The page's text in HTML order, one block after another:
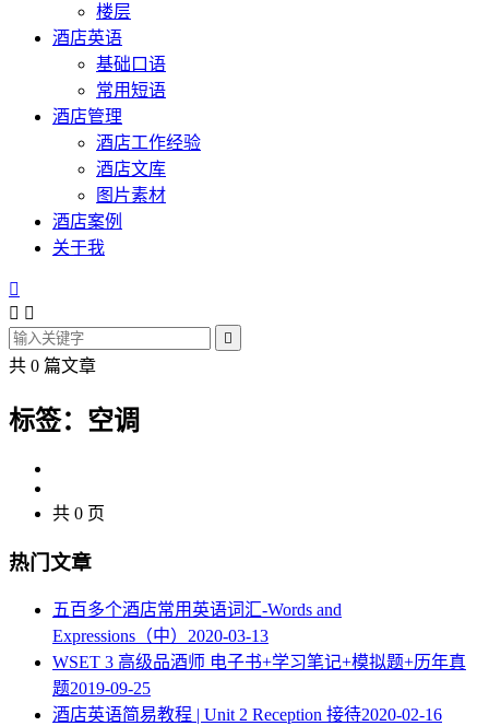
楼层
酒店英语
基础口语
常用短语
酒店管理
酒店工作经验
酒店文库
图片素材
酒店案例
关于我

 

共 0 篇文章
标签：空调
共 0 页
热门文章
五百多个酒店常用英语词汇-Words and
Expressions（中） 2020-03-13
WSET 3 高级品酒师 电子书+学习笔记+模拟题+历年真
题2019-09-25
酒店英语简易教程 | Unit 2 Reception 接待2020-02-16